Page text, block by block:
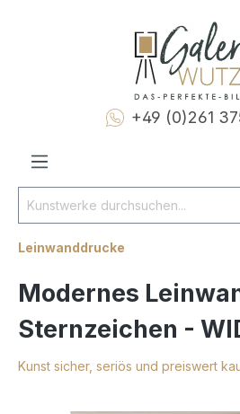
+49 (0)261
Leinwanddrucke
Modernes
Sternzeichen -
Kunst sicher, seriös und preiswert